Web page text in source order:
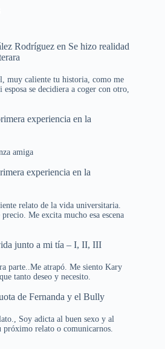
Rodríguez en Se hizo realidad
muy caliente tu historia, como me
esposa se decidiera a coger con otro,
experiencia en la
amiga
experiencia en la
relato de la vida universitaria.
Me excita mucho esa escena
junto a mi tía – I, II, III
parte..Me atrapó. Me siento Kary
tanto deseo y necesito.
de Fernanda y el Bully
Soy adicta al buen sexo y al
próximo relato o comunicarnos.